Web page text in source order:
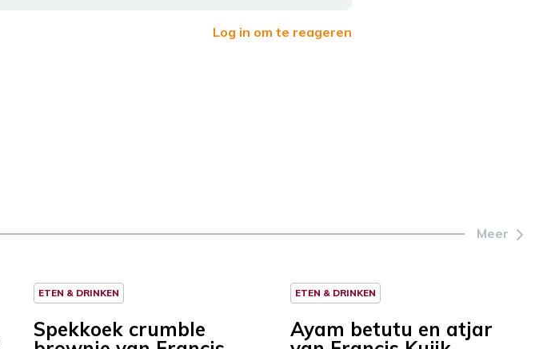
Log in om te reageren
Meer
ETEN & DRINKEN
Spekkoek crumble
ETEN & DRINKEN
Ayam betutu en atjar